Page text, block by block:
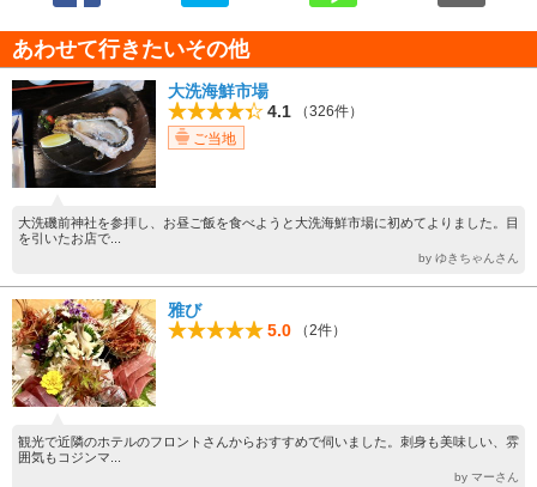
あわせて行きたいその他
大洗海鮮市場
4.1
（326件）
ご当地
大洗磯前神社を参拝し、お昼ご飯を食べようと大洗海鮮市場に初めてよりました。目
を引いたお店で...
by ゆきちゃんさん
雅び
5.0
（2件）
観光で近隣のホテルのフロントさんからおすすめで伺いました。刺身も美味しい、雰
囲気もコジンマ...
by マーさん